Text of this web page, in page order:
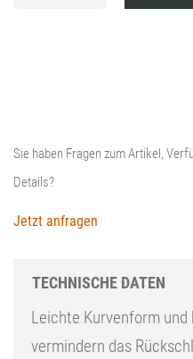
Sie haben Fragen zum Artikel,
Details?
Jetzt anfragen
TECHNISCHE DATEN
Leichte Kurvenform
vermindern das